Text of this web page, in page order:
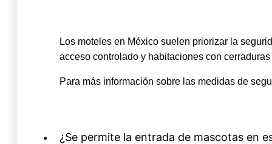
Los moteles en México suelen priorizar la
acceso controlado y habitaciones con
Para más información sobre las medidas de
¿Se permite la entrada de mascotas en